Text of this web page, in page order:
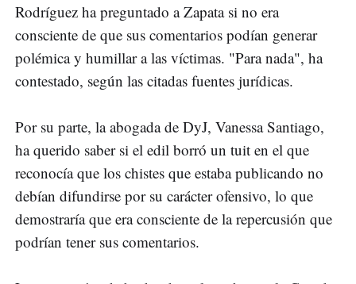
Rodríguez ha preguntado a Zapata si no era
consciente de que sus comentarios podían generar
polémica y humillar a las víctimas. "Para nada", ha
contestado, según las citadas fuentes jurídicas.
Por su parte, la abogada de DyJ, Vanessa Santiago,
ha querido saber si el edil borró un tuit en el que
reconocía que los chistes que estaba publicando no
debían difundirse por su carácter ofensivo, lo que
demostraría que era consciente de la repercusión que
podrían tener sus comentarios.